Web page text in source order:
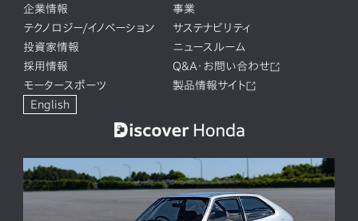
企業情報
事業
テクノロジー/イノベーション
サステナビリティ
投資家情報
ニュースルーム
採用情報
Q&A・お問い合わせ
モータースポーツ
製品情報サイト
English